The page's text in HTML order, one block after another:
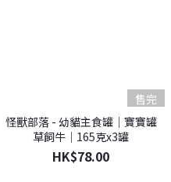
售完
怪獸部落 - 幼貓主食罐｜寶寶罐
草飼牛｜165克x3罐
HK$78.00